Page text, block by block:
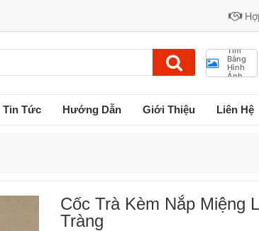
Tìm
Bằng
Hình
Ảnh
Tin Tức Hướng Dẫn Giới Thiệu Liên Hệ
Cốc Trà Kèm Nắp Miệng
Tràng